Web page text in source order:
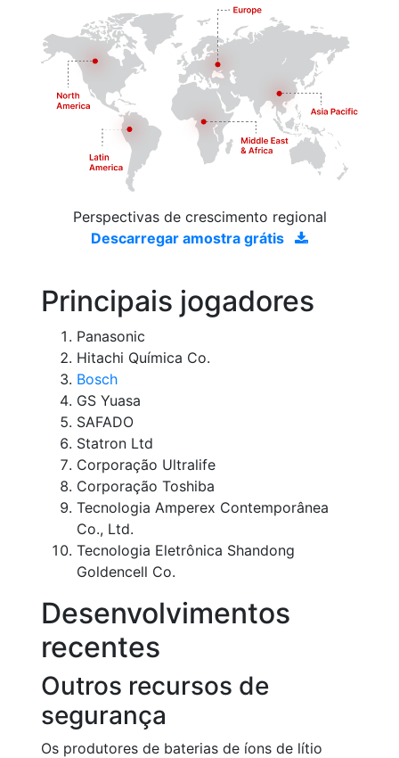
Perspectivas de crescimento regional
Descarregar amostra grátis
Principais jogadores
Panasonic
Hitachi Química Co.
Bosch
GS Yuasa
SAFADO
Statron Ltd
Corporação Ultralife
Corporação Toshiba
Tecnologia Amperex Contemporânea
Co., Ltd.
Tecnologia Eletrônica Shandong
Goldencell Co.
Desenvolvimentos
recentes
Outros recursos de
segurança
Os produtores de baterias de íons de lítio